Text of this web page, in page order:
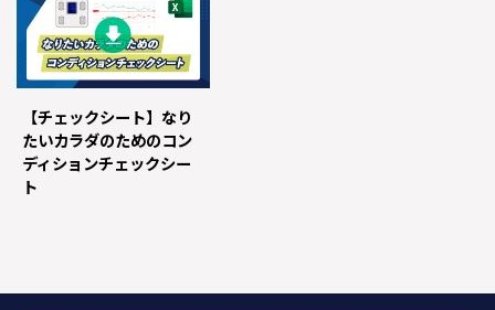
【チェックシート】なり
たいカラダのためのコン
ディションチェックシー
ト